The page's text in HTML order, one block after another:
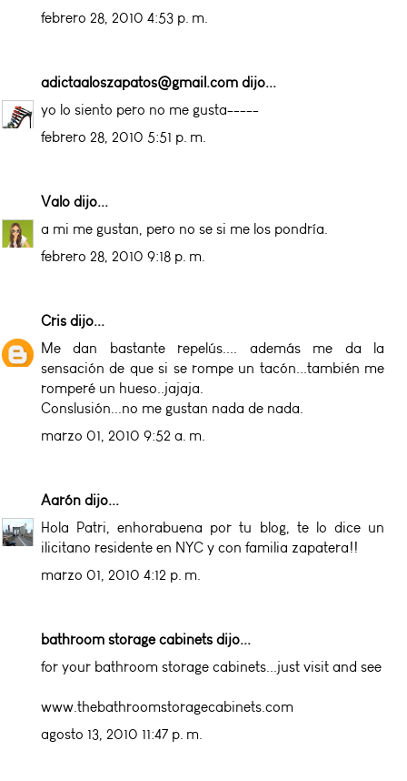
febrero 28, 2010 4:53 p. m.
adictaaloszapatos@gmail.com dijo...
yo lo siento pero no me gusta-----
febrero 28, 2010 5:51 p. m.
Valo dijo...
a mi me gustan, pero no se si me los pondría.
febrero 28, 2010 9:18 p. m.
Cris dijo...
Me dan bastante repelús.... además me da la
sensación de que si se rompe un tacón...también me
romperé un hueso..jajaja.
Conslusión...no me gustan nada de nada.
marzo 01, 2010 9:52 a. m.
Aarón dijo...
Hola Patri, enhorabuena por tu blog, te lo dice un
ilicitano residente en NYC y con familia zapatera!!
marzo 01, 2010 4:12 p. m.
bathroom storage cabinets dijo...
for your bathroom storage cabinets...just visit and see
www.thebathroomstoragecabinets.com
agosto 13, 2010 11:47 p. m.